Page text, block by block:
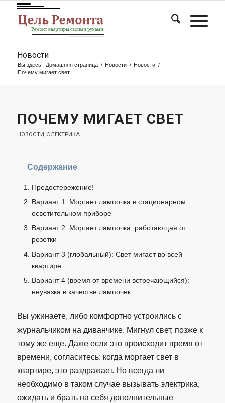
Новости
Вы здесь: Домашняя страница / Новости / Новости /
Почему мигает свет
ПОЧЕМУ МИГАЕТ СВЕТ
НОВОСТИ, ЭЛЕКТРИКА
Содержание
Предостережение!
Вариант 1: Моргает лампочка в стационарном
осветительном приборе
Вариант 2: Моргает лампочка, работающая от
розетки
Вариант 3 (глобальный): Свет мигает во всей
квартире
Вариант 4 (время от времени встречающийся):
неувязка в качестве лампочек
Вы ужинаете, либо комфортно устроились с
журнальчиком на диванчике. Мигнул свет, позже к
тому же еще. Даже если это происходит время от
времени, согласитесь: когда моргает свет в
квартире, это раздражает. Но всегда ли
необходимо в таком случае вызывать электрика,
ожидать и брать на себя дополнительные